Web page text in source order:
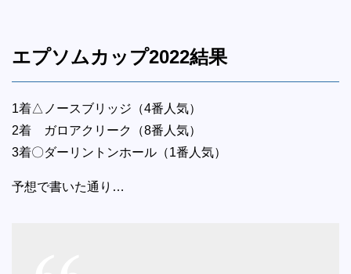
エプソムカップ2022結果
1着△ノースブリッジ（4番人気）
2着 ガロアクリーク（8番人気）
3着〇ダーリントンホール（1番人気）
予想で書いた通り…